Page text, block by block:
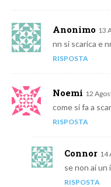
Anonimo 13
nn si scarica e
RISPOSTA
Noemi 12
come si fa a
RISPOSTA
Connor 14
se non ai un
RISPOSTA